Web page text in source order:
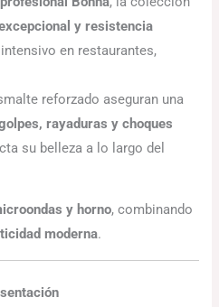
y resistencia
en restaurantes,
reforzado aseguran una
rayaduras y choques
su belleza a lo largo del
y horno, combinando
moderna.